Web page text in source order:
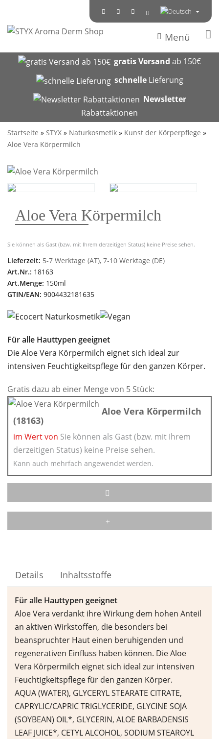
Menü
gratis Versand ab 150€
schnelleLieferung
Newsletter
Rabattaktionen
Startseite » STYX » Naturkosmetik » Kunst der Körperpflege »
Aloe Vera Körpermilch
Aloe Vera Körpermilch
Sie können als Gast (bzw. mit Ihrem derzeitigen Status) keine Preise sehen.
Lieferzeit: 5-7 Werktage (AT), 7-10 Werktage (DE)
Art.Nr.: 18163
Art.Menge: 150ml
GTIN/EAN: 9004432181635
Für alle Hauttypen geeignet
Die Aloe Vera Körpermilch eignet sich ideal zur
intensiven Feuchtigkeitspflege für den ganzen Körper.
Gratis dazu ab einer Menge von 5 Stück:
Aloe Vera Körpermilch
(18163)
im Wert von Sie können als Gast (bzw. mit Ihrem
derzeitigen Status) keine Preise sehen.
Kann auch mehrfach angewendet werden.
Details Inhaltsstoffe
Für alle Hauttypen geeignet
Aloe Vera verdankt ihre Wirkung dem hohen Anteil
an aktiven Wirkstoffen, die besonders bei
beanspruchter Haut einen beruhigenden und
regenerativen Einfluss haben können. Die Aloe
Vera Körpermilch eignet sich ideal zur intensiven
Feuchtigkeitspflege für den ganzen Körper.
AQUA (WATER), GLYCERYL STEARATE CITRATE,
CAPRYLIC/CAPRIC TRIGLYCERIDE, GLYCINE SOJA
(SOYBEAN) OIL*, GLYCERIN, ALOE BARBADENSIS
LEAF JUICE*, CETYL ALCOHOL, SODIUM STEAROYL